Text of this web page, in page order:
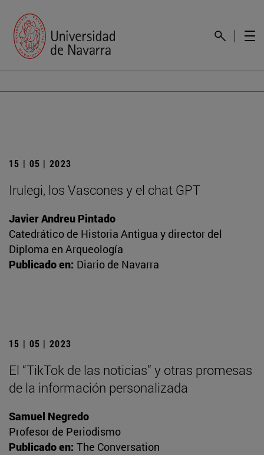
15 | 05 | 2023
Irulegi, los Vascones y el chat GPT
Javier Andreu Pintado
Catedrático de Historia Antigua y director del
Diploma en Arqueología
Publicado en: Diario de Navarra
15 | 05 | 2023
El “TikTok de las noticias” y otras promesas
de la información personalizada
Samuel Negredo
Profesor de Periodismo
Publicado en: The Conversation